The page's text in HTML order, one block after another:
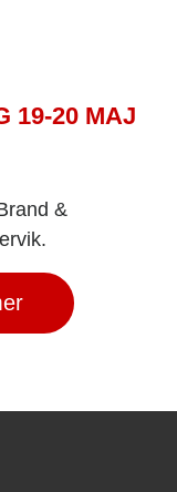
19-20 MAJ
&